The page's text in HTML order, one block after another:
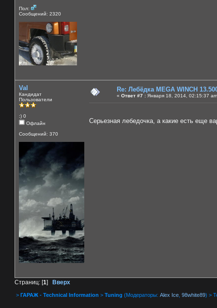
Пол:
Сообщений: 2320
Val
Кандидат
Пользователи
:) 0
Офлайн
Сообщений: 370
Re: Лебёдка MEGA WINCH
« Ответ #7 : Января 18, 2014, 02:15:37
Серьезная лебедочка, а какие есть еще
Страниц: [1] Вверх
> ГАРАЖ - Technical Information > Tuning (Модераторы: Alex Ice 98white89) >